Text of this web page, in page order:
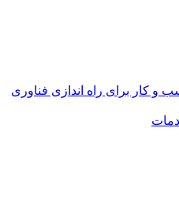
کار برای راه اندازی فناوری